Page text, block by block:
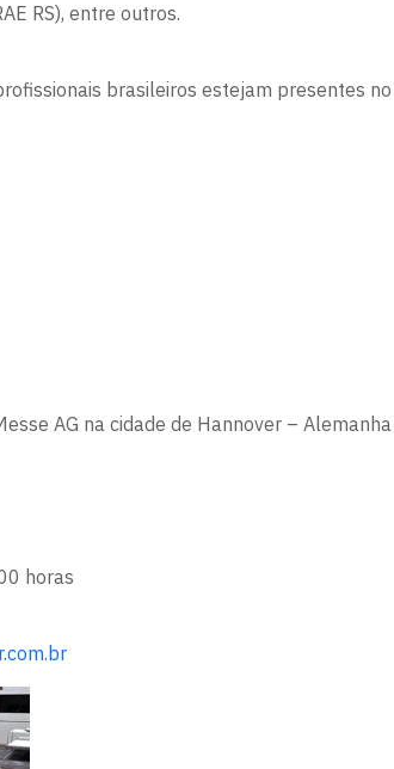
RS), entre outros.
brasileiros estejam presentes no
AG na cidade de Hannover – Alemanha
horas